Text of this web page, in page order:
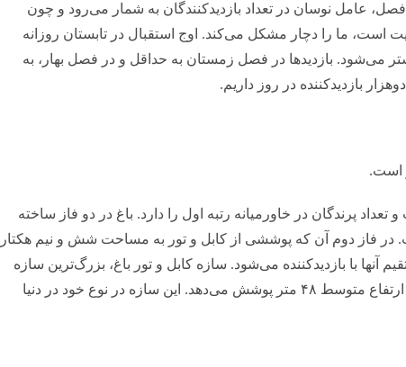
فصل، عامل نوسان در تعداد بازدیدکنندگان به شمار می‌رود و چون
بلیت است، ما را دچار مشکل می‌کند. اوج استقبال در تابستان روزانه
بیشتر می‌شود. بازدیدها در فصل زمستان به حداقل و در فصل بهار، به
بازدیدکننده در روز داریم.
است.
پرندگان در خاورمیانه رتبه اول را دارد. باغ در دو فاز ساخته
فاز دوم آن که پوششی از کابل و تور به مساحت شش و نیم هکتار
آنها با بازدیدکننده می‌شود. سازه کابل و تور باغ، بزرگ‌ترین سازه
کابل و تور جهان است و شش و نیم هکتار را به ارتفاع متوسط ۴۸ متر پوشش می‌دهد. این سازه در نوع خود در دنیا